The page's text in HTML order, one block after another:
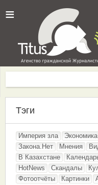
≡
Тэги
Империя зла Экономика
Закона.Нет
Мнения
В Казахстане
HotNews
Скандалы
Фотоотчёты
Картинки